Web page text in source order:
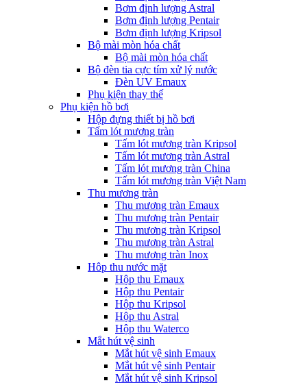
Bơm định lượng Astral
Bơm định lượng Pentair
Bơm định lượng Kripsol
Bộ mài mòn hóa chất
Bộ mài mòn hóa chất
Bộ đèn tia cực tím xử lý nước
Đèn UV Emaux
Phụ kiện thay thế
Phụ kiện hồ bơi
Hộp đựng thiết bị hồ bơi
Tấm lót mương tràn
Tấm lót mương tràn Kripsol
Tấm lót mương tràn Astral
Tấm lót mương tràn China
Tấm lót mương tràn Việt Nam
Thu mương tràn
Thu mương tràn Emaux
Thu mương tràn Pentair
Thu mương tràn Kripsol
Thu mương tràn Astral
Thu mương tràn Inox
Hôp thu nước mặt
Hộp thu Emaux
Hộp thu Pentair
Hộp thu Kripsol
Hộp thu Astral
Hộp thu Waterco
Mắt hút vệ sinh
Mắt hút vệ sinh Emaux
Mắt hút vệ sinh Pentair
Mắt hút vệ sinh Kripsol